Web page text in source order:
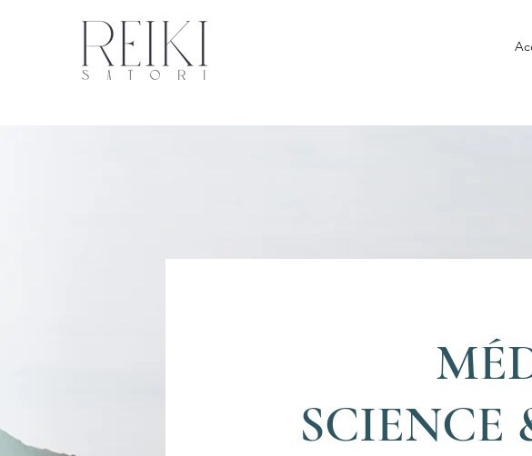
SCIENCE